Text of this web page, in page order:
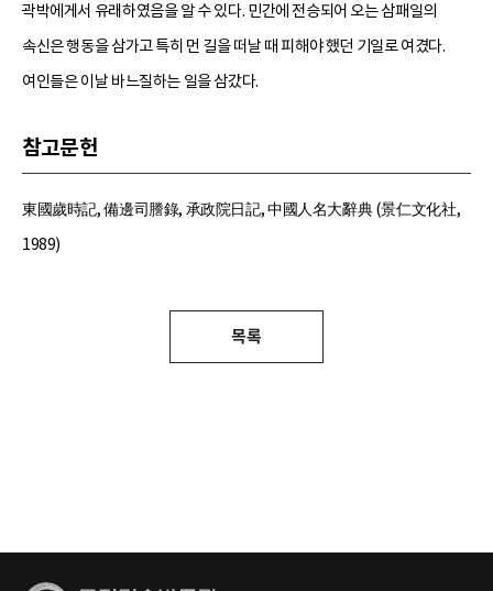
곽박에게서 유래하였음을 알 수 있다. 민간에 전승되어 오는 삼패일의
속신은 행동을 삼가고 특히 먼 길을 떠날 때 피해야 했던 기일로 여겼다.
여인들은 이날 바느질하는 일을 삼갔다.
참고문헌
東國歲時記, 備邊司謄錄, 承政院日記, 中國人名大辭典 (景仁文化社,
1989)
목록